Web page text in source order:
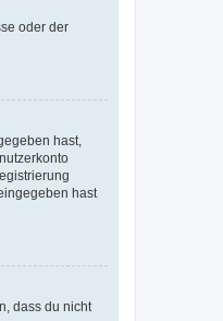
oder der
hast,
hast
dass du nicht